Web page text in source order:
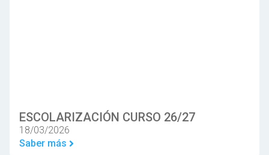
ESCOLARIZACIÓN CURSO 26/27
18/03/2026
Saber más